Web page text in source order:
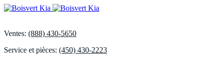
Ventes: (888) 430-5650
Service et pièces: (450) 430-2223